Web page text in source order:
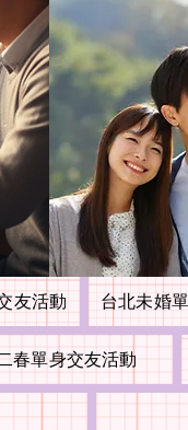
友活動 台北未婚
春單身交友活動